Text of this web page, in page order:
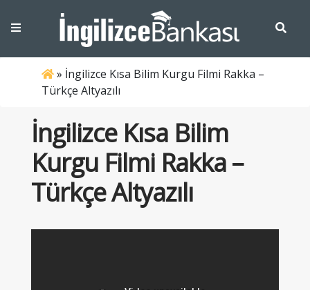
» İngilizce Kısa Bilim Kurgu Filmi Rakka –
Türkçe Altyazılı
İngilizce Kısa Bilim
Kurgu Filmi Rakka –
Türkçe Altyazılı